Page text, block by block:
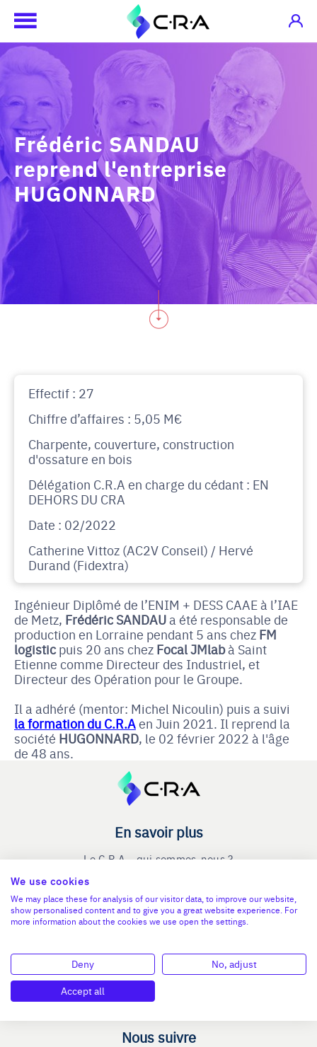
Frédéric SANDAU
reprend l'entreprise
HUGONNARD
Effectif : 27
Chiffre d’affaires : 5,05 M€
Charpente, couverture, construction
d'ossature en bois
Délégation C.R.A en charge du cédant : EN
DEHORS DU CRA
Date : 02/2022
Catherine Vittoz (AC2V Conseil) / Hervé
Durand (Fidextra)
Ingénieur Diplômé de l’ENIM + DESS CAAE à l’IAE
de Metz, Frédéric SANDAUa été responsable de
production en Lorraine pendant 5 ans chez FM
logisticpuis 20 ans chez Focal JMlabà Saint
Etienne comme Directeur des Industriel, et
Directeur des Opération pour le Groupe.
Il a adhéré (mentor: Michel Nicoulin) puis a suivi
la formation du C.R.Aen Juin 2021. Il reprend la
société HUGONNARD, le 02 février 2022 à l'âge
de 48 ans.
En savoir plus
Le C.R.A - qui sommes-nous ?
Cession entreprise
Blog
Nous contacter
Mentions légales
Connexion
Nous suivre
We use cookies
We may place these for analysis of our visitor data, to improve our website,
show personalised content and to give you a great website experience. For
more information about the cookies we use open the settings.
Deny
No, adjust
Accept all